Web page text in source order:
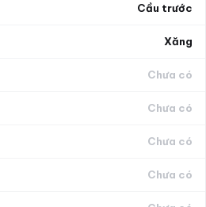
Cầu trước
Xăng
Chưa có
Chưa có
Chưa có
Chưa có